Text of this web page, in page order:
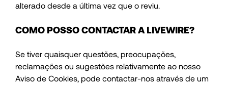
alterado desde a última vez que o reviu.
COMO POSSO CONTACTAR A LIVEWIRE?
Se tiver quaisquer questões, preocupações,
reclamações ou sugestões relativamente ao nosso
Aviso de Cookies, pode contactar-nos através de um